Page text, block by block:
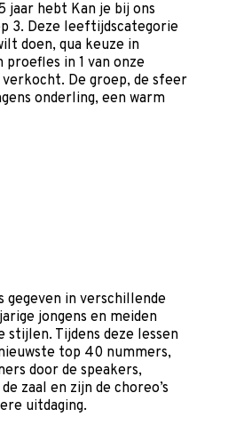
jaar hebt Kan je bij ons
3. Deze leeftijdscategorie
doen, qua keuze in
in 1 van onze
De groep, de sfeer
onderling, een warm
gegeven in verschillende
jongens en meiden
stijlen. Tijdens deze lessen
top 40 nummers,
door de speakers,
zaal en zijn de choreo’s
uitdaging.